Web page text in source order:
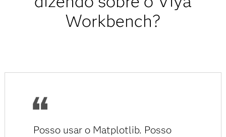
Use as mais recentes APIs de Python para
recuperação, processamento, atualização e
Workbench?
Posso usar o Matplotlib. Posso